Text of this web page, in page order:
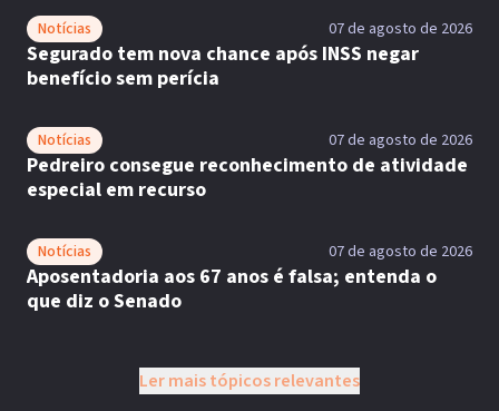
Notícias 07 de agosto de 2026
Segurado tem nova chance após INSS negar
benefício sem perícia
Notícias 07 de agosto de 2026
Pedreiro consegue reconhecimento de atividade
especial em recurso
Notícias 07 de agosto de 2026
Aposentadoria aos 67 anos é falsa; entenda o
que diz o Senado
Ler mais tópicos relevantes